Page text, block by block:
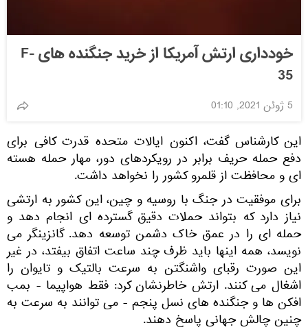
خودداری ارتش آمریکا از خرید جنگنده های F-
35
5 ژوئن 2021, 01:10
این کارشناس گفت، اکنون ایالات متحده قدرت کافی برای
دفع حمله حریف برابر در رویکردهای دور، مهار حمله هسته
ای و محافظت از قلمرو کشور را نخواهد داشت.
برای موفقیت در جنگ با روسیه و چین، این کشور به ارتشی
نیاز دارد که بتواند حملات دقیق گسترده ای انجام دهد و
حمله ای را در عمق خاک دشمن توسعه دهد. گانزینگر می
نویسد، همه اینها باید ظرف چند ساعت اتفاق بیفتد، در غیر
این صورت رقبای واشنگتن به سرعت بالتیک و تایوان را
اشغال می کنند. ارتش خاطرنشان کرد: فقط هواپیما - بمب
افکن ها و جنگنده های نسل پنجم - می توانند به سرعت به
چنین چالش جهانی پاسخ دهند.